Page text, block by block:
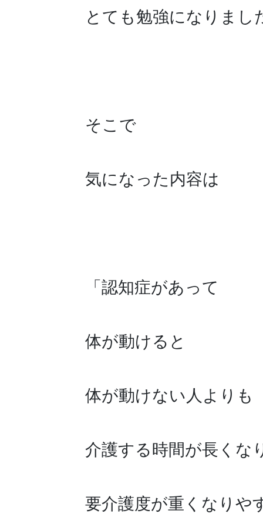
とても勉強になりまし
そこで
気に
「認知症があって
体が動けると
体が動けない人よりも
介護する時間が長くな
要介護度が重くなりや